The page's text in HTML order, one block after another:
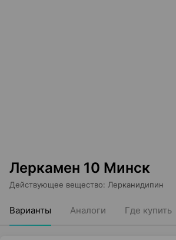
Леркамен 10 Минск
Действующее вещество: Лерканидипин
Варианты Аналоги Где купить